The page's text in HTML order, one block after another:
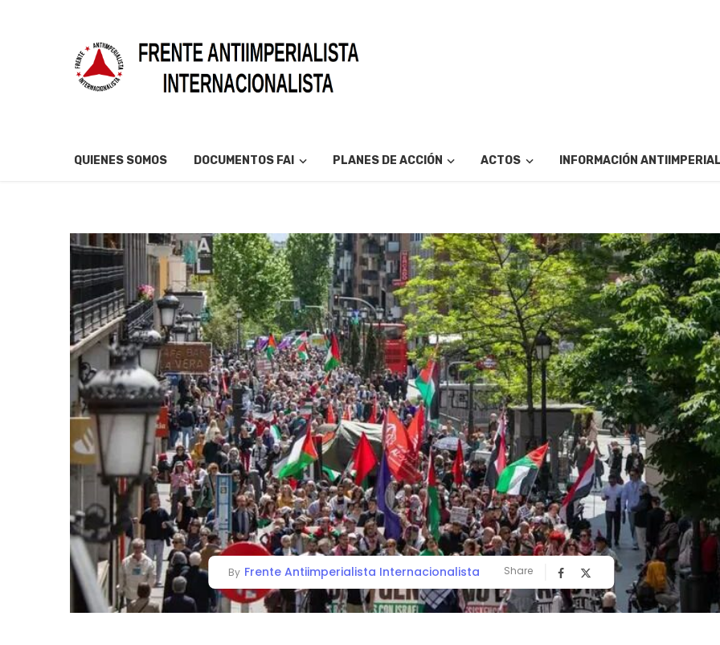
QUIENES SOMOS DOCUMENTOS FAI PLANES DE ACCIÓN ACTOS INFORMACIÓN
By Frente Antiimperialista Internacionalista Share